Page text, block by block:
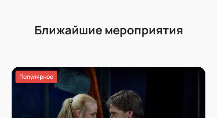
Ближайшие мероприятия
Популярное